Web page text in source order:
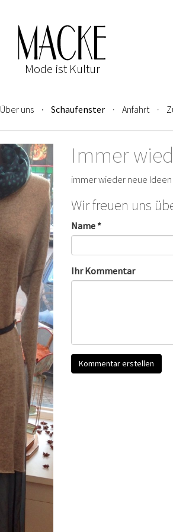
Mode ist Kultur
Über uns Schaufenster Anfahrt
Immer
immer wieder neue Ideen
Wir freuen uns
Name *
Ihr Kommentar